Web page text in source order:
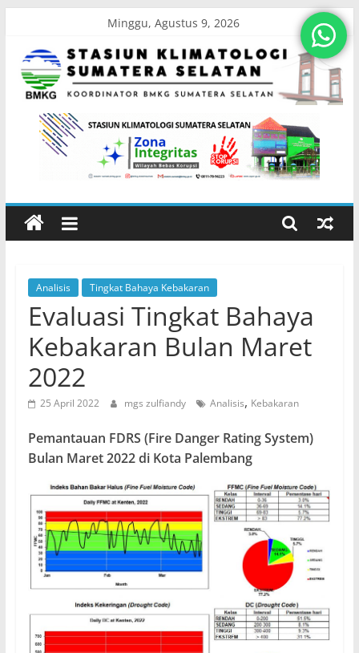
content
Minggu, Agustus 9, 2026
Stasiun
Klimatologi
Sumatera
Koordinator
BMKG
Sumatera
Selatan
Analisis Tingkat Bahaya Kebakaran
Evaluasi Tingkat Bahaya
Kebakaran Bulan Maret
2022
25 April 2022 mgs zulfiandy Analisis, Kebakaran
Pemantauan FDRS (Fire Danger Rating System)
Bulan Maret 2022 di Kota Palembang